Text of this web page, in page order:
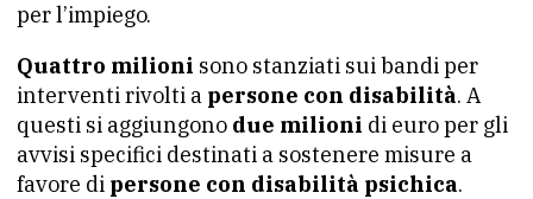
per l’impiego.
Quattro milioni sono stanziati sui bandi per
interventi rivolti a persone con disabilità. A
questi si aggiungono due milioni di euro per gli
avvisi specifici destinati a sostenere misure a
favore di persone con disabilità psichica.